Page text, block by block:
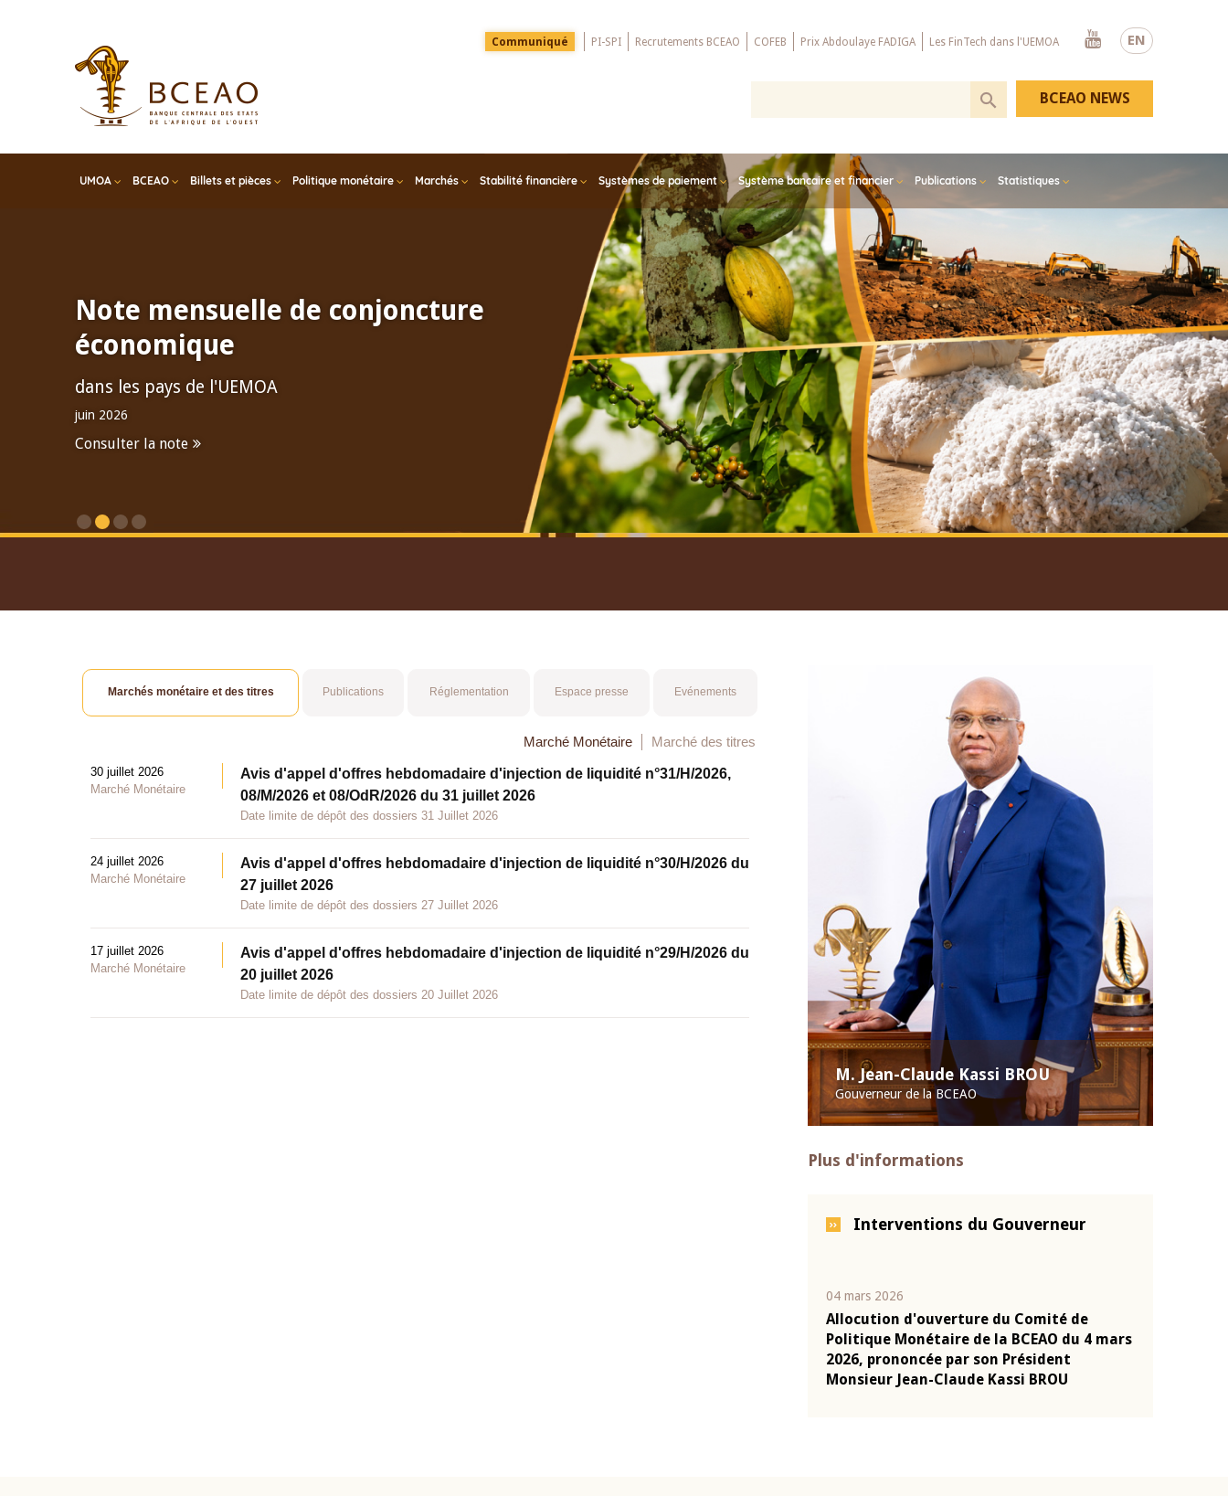
EN
Menu
Top
Communiqué PI-SPI Recrutements BCEAO COFEB Prix Abdoulaye FADIGA Les FinTech dans l'UEMOA
Youtube
UMOA BCEAO Billets et pièces Politique monétaire Marchés Stabilité financière Systèmes de paiement Système bancaire et financier Publications Statistiques
BCEAO NEWS
Note mensuelle de conjoncture
économique
dans les pays de l'UEMOA
juin 2026
Consulter la note
M. Jean-Claude Kassi BROU
Gouverneur de la BCEAO
Plus d'informations
Interventions du Gouverneur
04 mars 2026
Allocution d'ouverture du Comité de
Politique Monétaire de la BCEAO du 4 mars
2026, prononcée par son Président
Monsieur Jean-Claude Kassi BROU
Marchés monétaire et des titres Publications Réglementation Espace presse Evénements
Marché Monétaire Marché des titres
30 juillet 2026
Marché Monétaire
Avis d'appel d'offres hebdomadaire d'injection de liquidité n°31/H/2026,
08/M/2026 et 08/OdR/2026 du 31 juillet 2026
Date limite de dépôt des dossiers 31 Juillet 2026
24 juillet 2026
Marché Monétaire
Avis d'appel d'offres hebdomadaire d'injection de liquidité n°30/H/2026 du
27 juillet 2026
Date limite de dépôt des dossiers 27 Juillet 2026
17 juillet 2026
Marché Monétaire
Avis d'appel d'offres hebdomadaire d'injection de liquidité n°29/H/2026 du
20 juillet 2026
Date limite de dépôt des dossiers 20 Juillet 2026